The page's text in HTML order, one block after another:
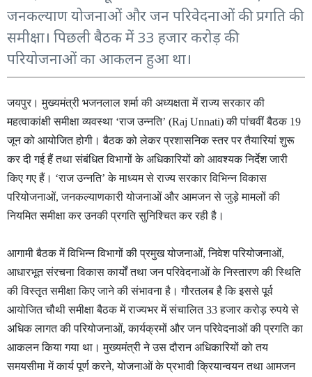
जनकल्याण योजनाओं और जन परिवेदनाओं की प्रगति की
समीक्षा। पिछली बैठक में 33 हजार करोड़ की
परियोजनाओं का आकलन हुआ था।
जयपुर। मुख्यमंत्रीभजनलालशर्माकीअध्यक्षतामेंराज्यसरकारकी
महत्वाकांक्षीसमीक्षाव्यवस्था ‘राजउन्नति’ (Raj Unnati)कीपांचवींबैठक19
जूनकोआयोजितहोगी। बैठककोलेकरप्रशासनिकस्तरपरतैयारियांशुरू
करदीगईहैंतथासंबंधितविभागोंकेअधिकारियोंकोआवश्यकनिर्देशजारी
किएगएहैं। ‘राजउन्नति’केमाध्यमसेराज्यसरकारविभिन्नविकास
परियोजनाओं,जनकल्याणकारीयोजनाओंऔरआमजनसेजुड़ेमामलोंकी
नियमितसमीक्षाकरउनकीप्रगतिसुनिश्चितकररहीहै।
आगामीबैठकमेंविभिन्नविभागोंकीप्रमुखयोजनाओं,निवेशपरियोजनाओं,
आधारभूतसंरचनाविकासकार्योंतथाजनपरिवेदनाओंकेनिस्तारणकीस्थिति
कीविस्तृतसमीक्षाकिएजानेकीसंभावनाहै। गौरतलबहैकिइससेपूर्व
आयोजितचौथीसमीक्षाबैठकमेंराज्यभरमेंसंचालित33हजारकरोड़रुपयेसे
अधिकलागतकीपरियोजनाओं,कार्यक्रमोंऔरजनपरिवेदनाओंकीप्रगतिका
आकलनकियागयाथा। मुख्यमंत्रीनेउसदौरानअधिकारियोंकोतय
समयसीमामेंकार्यपूर्णकरने,योजनाओंकेप्रभावीक्रियान्वयनतथाआमजन